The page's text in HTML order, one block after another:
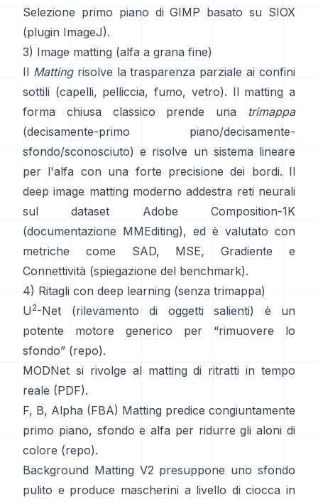
Selezione primo piano di GIMP basato su SIOX
(plugin ImageJ).
3) Image matting (alfa a grana fine)
Il Mattingrisolve la trasparenza parziale ai confini
sottili (capelli, pelliccia, fumo, vetro). Il matting a
forma chiusa
classico prende una trimappa
(decisamente-primo piano/decisamente-
sfondo/sconosciuto) e risolve un sistema lineare
per l'alfa con una forte precisione dei bordi. Il
deep image matting moderno addestra reti neurali
sul dataset Adobe Composition-1K
(documentazione MMEditing), ed è valutato con
metriche come
SAD, MSE, Gradiente e
Connettività (spiegazione del benchmark).
4) Ritagli con deep learning (senza trimappa)
U 2-Net (rilevamento di oggetti salienti) è un
potente motore generico per “rimuovere lo
sfondo” (repo).
MODNet si rivolge al matting di ritratti in tempo
reale (PDF).
F, B, Alpha (FBA) Matting predice congiuntamente
primo piano, sfondo e alfa per ridurre gli aloni di
colore (repo).
Background Matting V2 presuppone uno sfondo
pulito e produce mascherini a livello di ciocca in